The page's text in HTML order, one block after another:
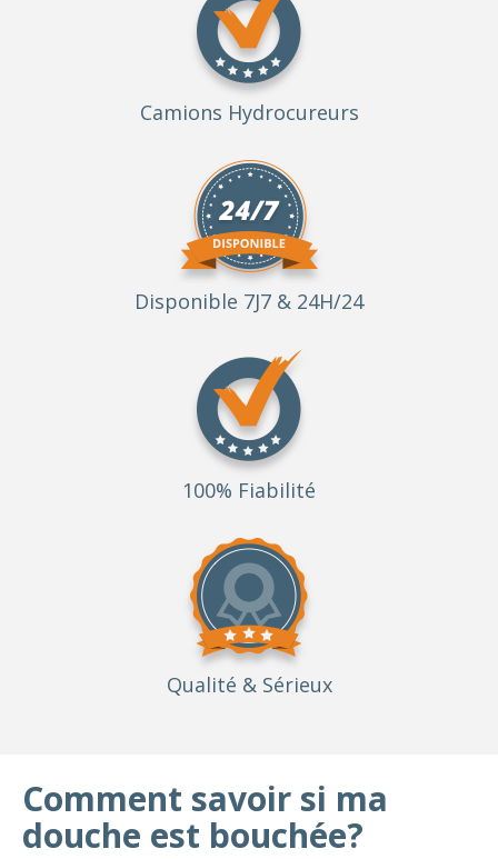
Camions Hydrocureurs
Disponible 7J7 & 24H/24
100% Fiabilité
Qualité & Sérieux
Comment savoir si ma
douche est bouchée?